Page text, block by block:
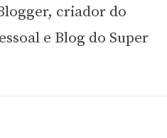
criador do
e Blog do Super